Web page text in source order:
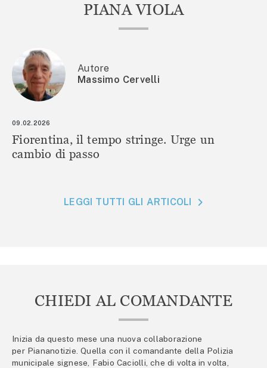
PIANA VIOLA
Autore
Massimo Cervelli
09.02.2026
Fiorentina, il tempo stringe. Urge un
cambio di passo
LEGGI TUTTI GLI ARTICOLI
CHIEDI AL COMANDANTE
Inizia da questo mese una nuova collaborazione
per Piananotizie. Quella con il comandante della Polizia
municipale signese, Fabio Caciolli, che di volta in volta,